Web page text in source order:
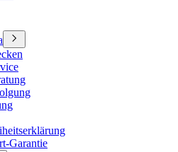
Garantie